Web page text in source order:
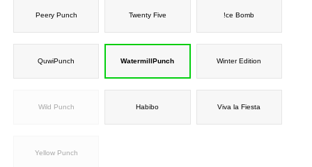
Peery Punch Twenty Five !ce Bomb
QuwiPunch WatermillPunch Winter Edition
Wild Punch Habibo Viva la Fiesta
Yellow Punch